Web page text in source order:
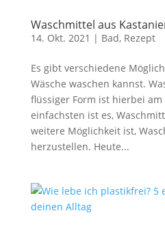
Waschmittel aus
14. Okt. 2021 | Bad, Rezept
Es gibt verschiedene
Wäsche waschen kannst.
flüssiger Form ist hierbei
einfachsten ist es,
weitere Möglichkeit ist,
herzustellen. Heute...